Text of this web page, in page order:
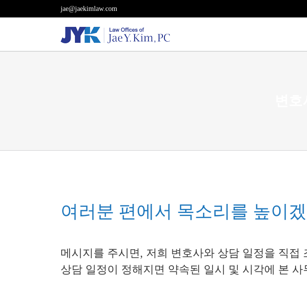
jae@jaekimlaw.com
여러분 편에서 목소리를 높이
메시지를 주시면, 저희 변호사와 상담 일정을 직접
상담 일정이 정해지면 약속된 일시 및 시각에 본